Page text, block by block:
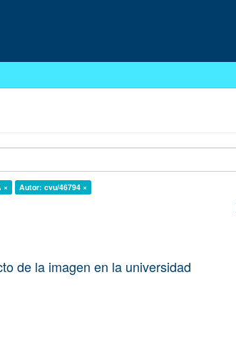
× Autor: cvu/46794 ×
de la imagen en la universidad